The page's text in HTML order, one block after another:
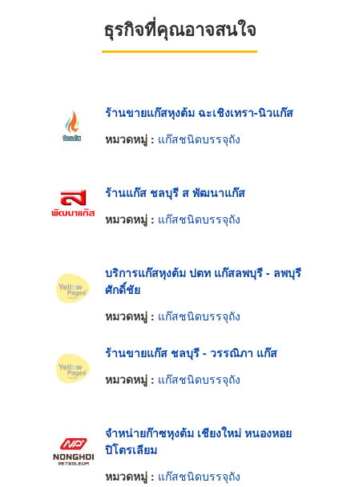
ธุรกิจที่คุณอาจสนใจ
ร้านขายแก๊สหุงต้ม ฉะเชิงเทรา-นิวแก๊ส
หมวดหมู่ : แก๊สชนิดบรรจุถัง
ร้านแก๊ส ชลบุรี ส พัฒนาแก๊ส
หมวดหมู่ : แก๊สชนิดบรรจุถัง
บริการแก๊สหุงต้ม ปตท แก๊สลพบุรี - ลพบุรี
ศักดิ์ชัย
หมวดหมู่ : แก๊สชนิดบรรจุถัง
ร้านขายแก๊ส ชลบุรี - วรรณิภา แก๊ส
หมวดหมู่ : แก๊สชนิดบรรจุถัง
จำหน่ายก๊าซหุงต้ม เชียงใหม่ หนองหอย
ปิโตรเลียม
หมวดหมู่ : แก๊สชนิดบรรจุถัง